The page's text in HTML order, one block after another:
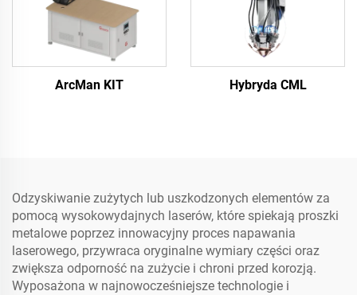
ArcMan KIT Hybryda CML
Odzyskiwanie zużytych lub uszkodzonych elementów za
pomocą wysokowydajnych laserów, które spiekają proszki
metalowe poprzez innowacyjny proces napawania
laserowego, przywraca oryginalne wymiary części oraz
zwiększa odporność na zużycie i chroni przed korozją.
Wyposażona w najnowocześniejsze technologie i